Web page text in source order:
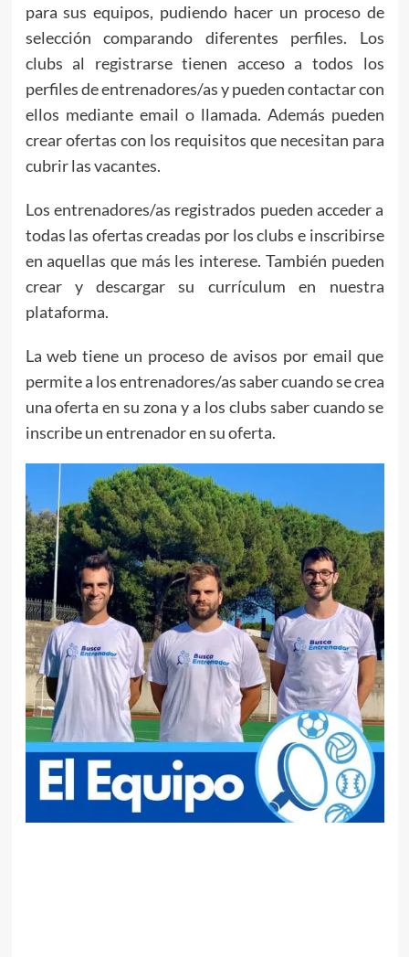
para sus equipos, pudiendo hacer un proceso de
selección comparando diferentes perfiles. Los
clubs al registrarse tienen acceso a todos los
perfiles de entrenadores/as y pueden contactar con
ellos mediante email o llamada. Además pueden
crear ofertas con los requisitos que necesitan para
cubrir las vacantes.
Los entrenadores/as registrados pueden acceder a
todas las ofertas creadas por los clubs e inscribirse
en aquellas que más les interese. También pueden
crear y descargar su currículum en nuestra
plataforma.
La web tiene un proceso de avisos por email que
permite a los entrenadores/as saber cuando se crea
una oferta en su zona y a los clubs saber cuando se
inscribe un entrenador en su oferta.